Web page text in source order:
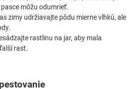
môžu odumrieť.
zimy udržiavajte pôdu mierne vlhkú, ale
rastlinu na jar, aby mala
rast.